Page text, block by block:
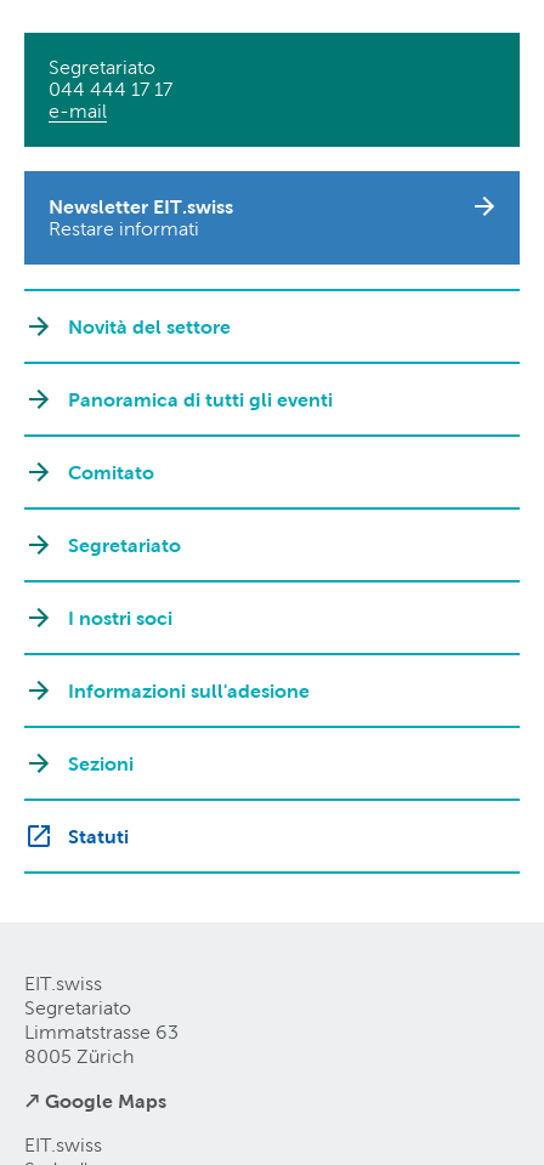
Segretariato
044 444 17 17
e-mail
Newsletter EIT.swiss
Restare informati
Novità del settore
Panoramica di tutti gli eventi
Comitato
Segretariato
I nostri soci
Informazioni sull'adesione
Sezioni
Statuti
EIT.swiss
Segretariato
Limmatstrasse 63
8005 Zürich
↗ Google Maps
EIT.swiss